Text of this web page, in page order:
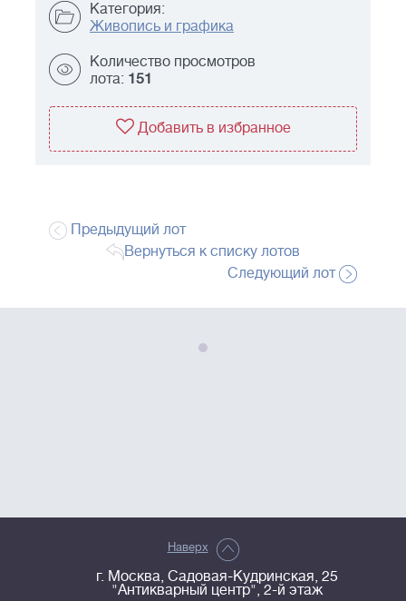
Категория:
Живопись и графика
Количество просмотров
лота: 151
Добавить в избранное
Предыдущий лот
Вернуться к списку лотов
Следующий лот
Наверх
г. Москва, Садовая-Кудринская, 25
"Антикварный центр", 2-й этаж